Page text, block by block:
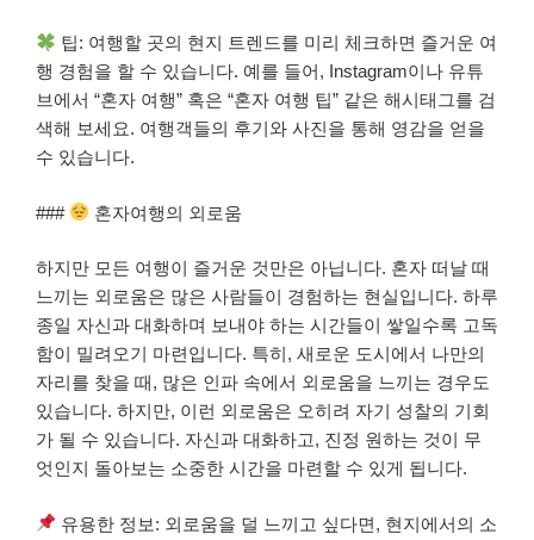
팁: 여행할 곳의 현지 트렌드를 미리 체크하면 즐거운 여
행 경험을 할 수 있습니다. 예를 들어, Instagram이나 유튜
브에서 “혼자 여행” 혹은 “혼자 여행 팁” 같은 해시태그를 검
색해 보세요. 여행객들의 후기와 사진을 통해 영감을 얻을
수 있습니다.
### 혼자여행의 외로움
하지만 모든 여행이 즐거운 것만은 아닙니다. 혼자 떠날 때
느끼는 외로움은 많은 사람들이 경험하는 현실입니다. 하루
종일 자신과 대화하며 보내야 하는 시간들이 쌓일수록 고독
함이 밀려오기 마련입니다. 특히, 새로운 도시에서 나만의
자리를 찾을 때, 많은 인파 속에서 외로움을 느끼는 경우도
있습니다. 하지만, 이런 외로움은 오히려 자기 성찰의 기회
가 될 수 있습니다. 자신과 대화하고, 진정 원하는 것이 무
엇인지 돌아보는 소중한 시간을 마련할 수 있게 됩니다.
유용한 정보: 외로움을 덜 느끼고 싶다면, 현지에서의 소